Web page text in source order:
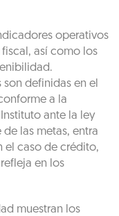
operativos
así como los
son definidas en el
a la
ante la ley
las metas, entra
el caso de crédito,
en los
muestran los